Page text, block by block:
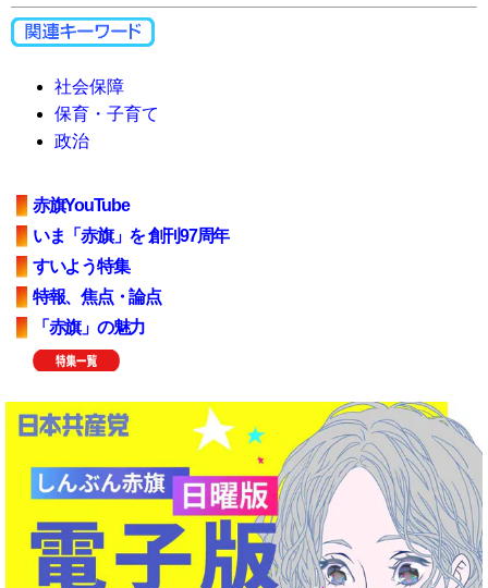
社会保障
保育・子育て
政治
赤旗YouTube
いま「赤旗」を 創刊97周年
すいよう特集
特報、焦点・論点
「赤旗」の魅力